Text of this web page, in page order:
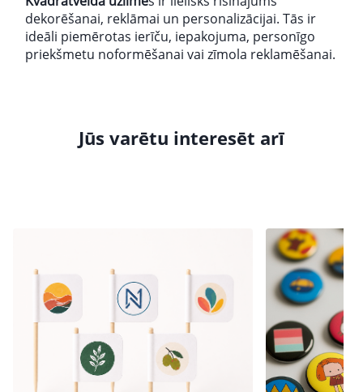
dekorēšanai, reklāmai un personalizācijai. Tās ir
ideāli piemērotas ierīču, iepakojuma, personīgo
priekšmetu noformēšanai vai zīmola reklamēšanai.
Jūs varētu interesēt arī